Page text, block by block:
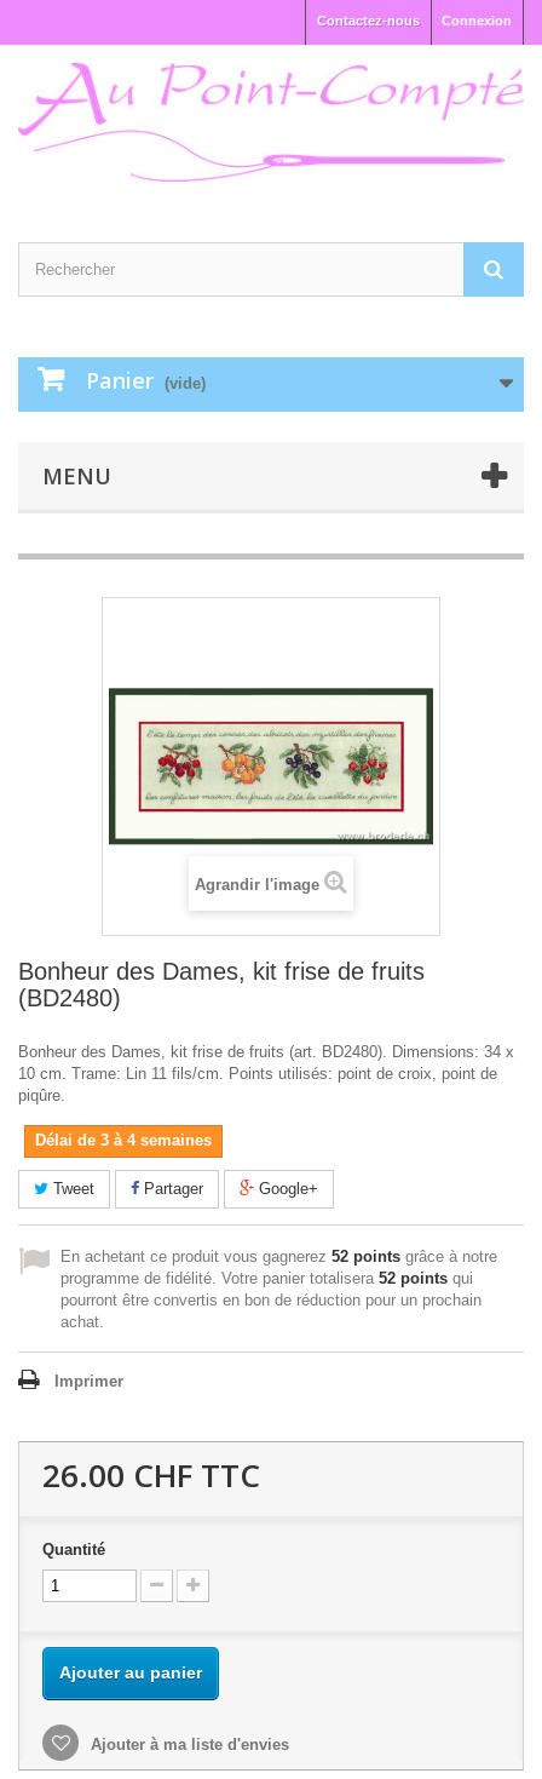
Connexion
Contactez-nous
Panier (vide)
MENU
Agrandir l'image
Bonheur des Dames, kit frise de fruits
(BD2480)
Bonheur des Dames, kit frise de fruits (art. BD2480). Dimensions: 34 x
10 cm. Trame: Lin 11 fils/cm. Points utilisés: point de croix, point de
piqûre.
Délai de 3 à 4 semaines
Tweet Partager Google+
En achetant ce produit vous gagnerez 52 points grâce à notre
programme de fidélité. Votre panier totalisera 52 points qui
pourront être convertis en bon de réduction pour un prochain
achat.
Imprimer
26.00 CHF TTC
Quantité
Ajouter au panier
Ajouter à ma liste d'envies